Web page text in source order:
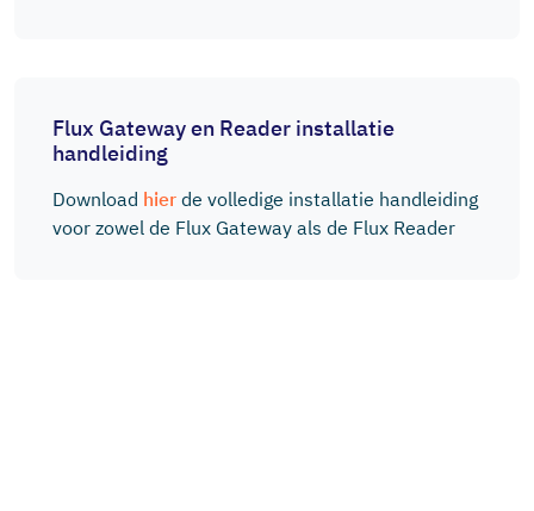
Flux Gateway en Reader installatie
handleiding
Download hier de volledige installatie handleiding
voor zowel de Flux Gateway als de Flux Reader